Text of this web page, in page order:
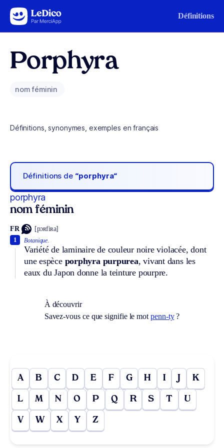
Aller au contenu Définitions
Porphyra
nom féminin
Définitions, synonymes, exemples en français
Définitions de “porphyra“
porphyra
nom féminin
FR [pɔʀfiʀa]
Botanique.
Variété de laminaire de couleur noire violacée, dont
une espèce porphyra purpurea, vivant dans les
eaux du Japon donne la teinture pourpre.
1
À découvrir
Savez-vous ce que signifie le mot penn-ty?
A B C D E F G H I J K
L M N O P Q R S T U
V W X Y Z